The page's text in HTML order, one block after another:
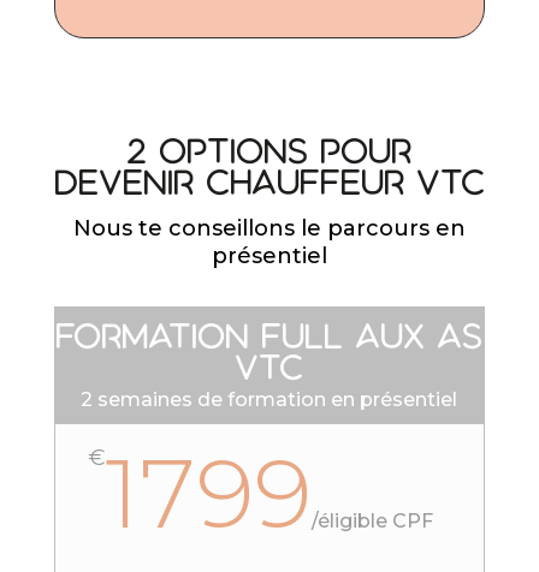
2 options pour
devenir chauffeur VTC
Nous te conseillons le parcours en
présentiel
Formation Full aux as
VTC
2 semaines de formation en présentiel
€1799 /éligible CPF